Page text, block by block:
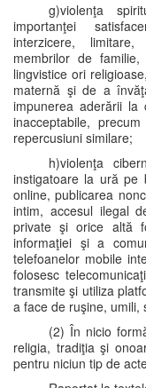
g)violenţa
importanţei
interzicere,
membrilor de
lingvistice ori
maternă şi de a
impunerea aderării la
inacceptabile,
repercusiuni similare;
h)violenţa
instigatoare la ură pe
online, publicarea
intim, accesul ilegal
private şi orice altă
informaţiei şi a
telefoanelor mobile
folosesc
transmite şi utiliza
a face de ruşine, umili,
(2) În nicio
religia, tradiţia şi
pentru niciun tip de